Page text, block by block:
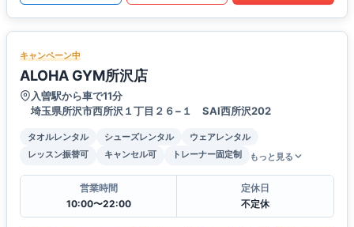
キャンペーン中
ALOHA GYM所沢店
入曽駅から車で11分
埼玉県所沢市西所沢１丁目２６−１ SAI西所沢202
タオルレンタル シューズレンタル
ウェアレンタル
レッスン振替可
キャンセル可 トレーナー固定制 もっと見る
営業時間
10:00〜22:00
定休日
不定休